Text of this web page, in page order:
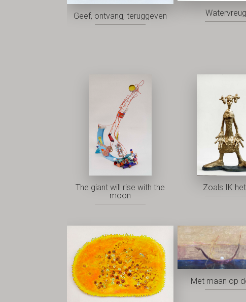
Geef, ontvang, teruggeven
The giant will rise with the
moon
Zoals IK
Met maan op